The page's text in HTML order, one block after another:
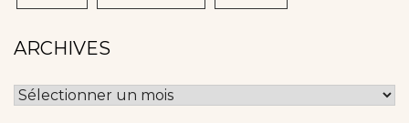
ARCHIVES
Archives